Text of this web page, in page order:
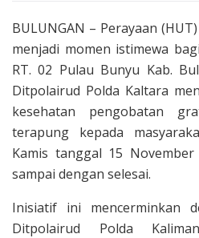
BULUNGAN – Perayaan
menjadi momen istimewa
RT. 02 Pulau Bunyu Kab.
Ditpolairud Polda Kaltara
kesehatan pengobatan
terapung kepada
Kamis tanggal 15
sampai dengan selesai.
Inisiatif ini mencerminkan
Ditpolairud Polda